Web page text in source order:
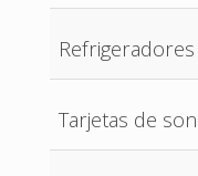
Refrigeradores
Tarjetas de